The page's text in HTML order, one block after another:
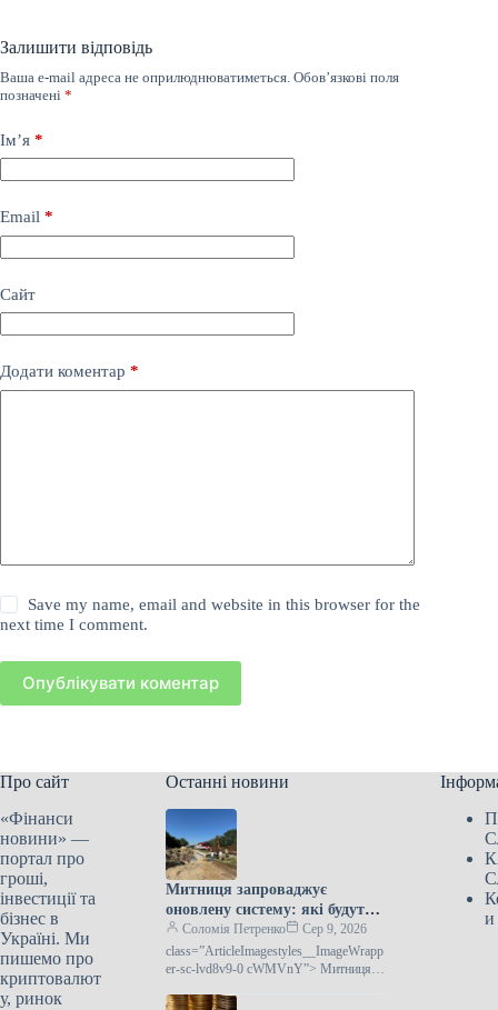
Залишити відповідь
Ваша e-mail адреса не оприлюднюватиметься. Обов’язкові поля
позначені *
Ім’я *
Email *
Сайт
Додати коментар *
Save my name, email and website in this browser for the
next time I comment.
Опублікувати коментар
Про сайт
«Фінанси
новини» —
портал про
гроші,
інвестиції та
бізнес в
Україні. Ми
пишемо про
криптовалют
у, ринок
Останні новини
Митниця запроваджує
оновлену систему: які будуть
наслідки
Соломія Петренко
Сер 9, 2026
class=”ArticleImagestyles__ImageWrapp
er-sc-lvd8v9-0 cWMVnY”> Митниця
змінитьсяДержавна митна служба
и